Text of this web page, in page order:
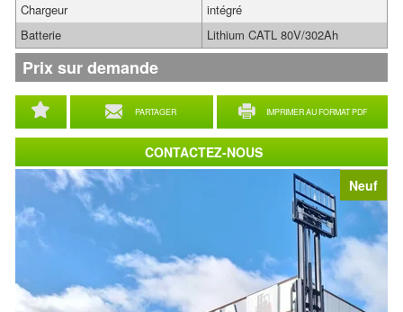
Neuf
PARTAGER IMPRIMER AU FORMAT PDF
Chargeur
intégré
Batterie
Lithium CATL 80V/302Ah
Prix sur demande
CONTACTEZ-NOUS